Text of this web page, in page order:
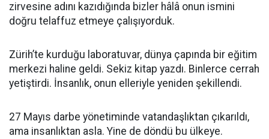
zirvesine adını kazıdığında bizler hâlâ onun ismini
doğru telaffuz etmeye çalışıyorduk.
Zürih’te kurduğu laboratuvar, dünya çapında bir eğitim
merkezi haline geldi. Sekiz kitap yazdı. Binlerce cerrah
yetiştirdi. İnsanlık, onun elleriyle yeniden şekillendi.
27 Mayıs darbe yönetiminde vatandaşlıktan çıkarıldı,
ama insanlıktan asla. Yine de döndü bu ülkeye.